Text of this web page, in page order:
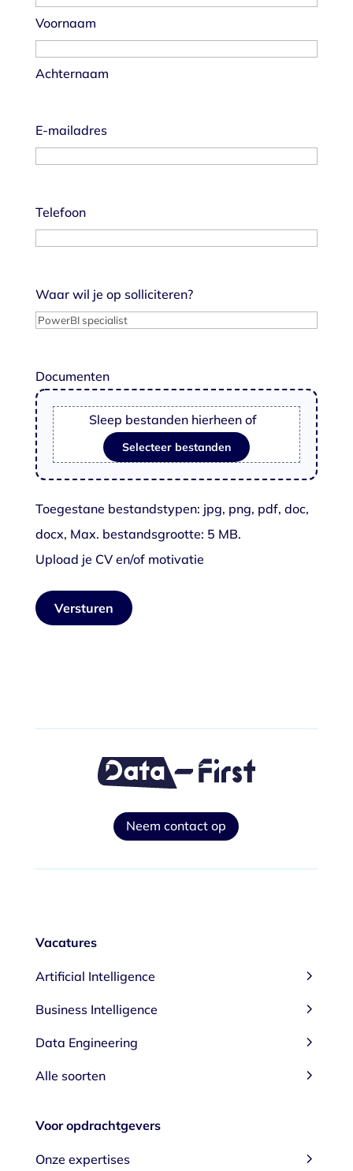
Voornaam
Achternaam
E-mailadres
Telefoon
Waar wil je op solliciteren?
Documenten
Sleep bestanden hierheen of
Selecteer bestanden
Toegestane bestandstypen: jpg, png, pdf, doc,
docx, Max. bestandsgrootte: 5 MB.
Upload je CV en/of motivatie
Neem contact op
Vacatures
Artificial Intelligence 5
Business Intelligence 5
Data Engineering 5
Alle soorten 5
Voor opdrachtgevers
Onze expertises 5